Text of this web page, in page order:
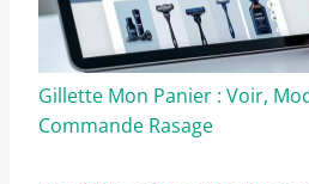
Gillette Mon Panier : Voir,
Commande Rasage